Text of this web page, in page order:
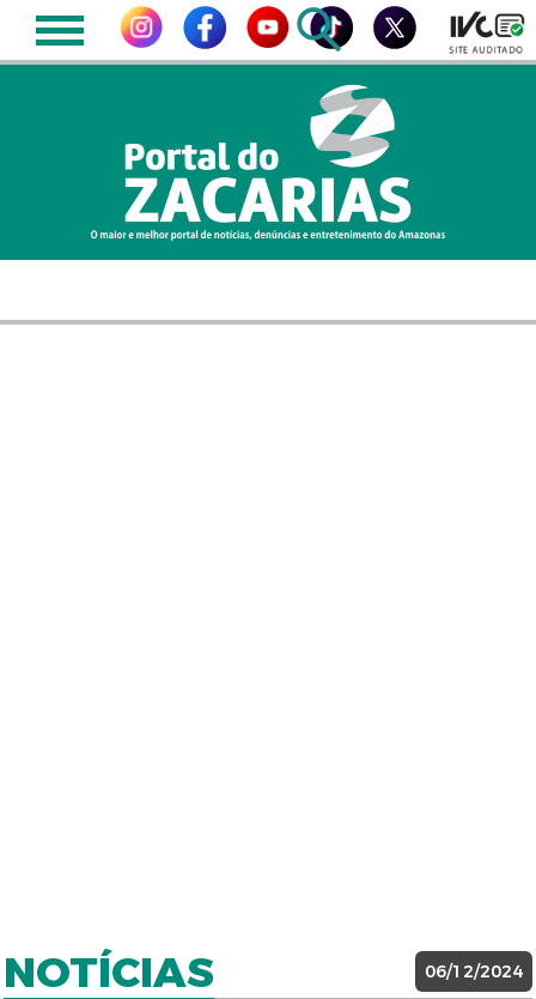
NOTÍCIAS 06/12/2024